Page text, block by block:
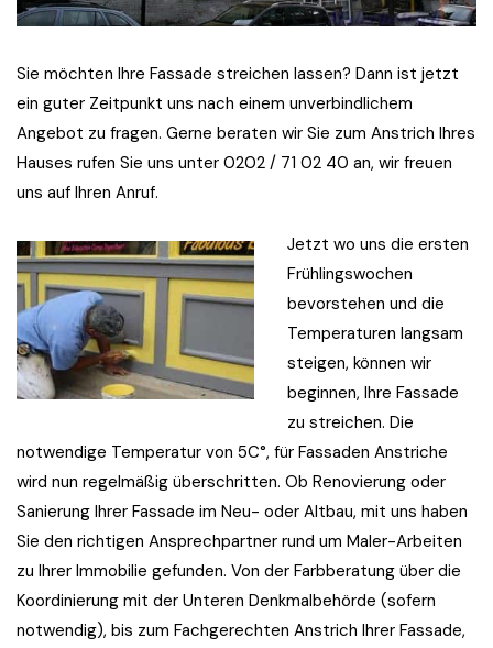
Sie möchten Ihre Fassade streichen lassen? Dann ist jetzt
ein guter Zeitpunkt uns nach einem unverbindlichem
Angebot zu fragen. Gerne beraten wir Sie zum Anstrich Ihres
Hauses rufen Sie uns unter 0202 / 71 02 40 an, wir freuen
uns auf Ihren Anruf.
Jetzt wo uns die ersten
Frühlingswochen
bevorstehen und die
Temperaturen langsam
steigen, können wir
beginnen, Ihre Fassade
zu streichen. Die
notwendige Temperatur von 5C°, für Fassaden Anstriche
wird nun regelmäßig überschritten. Ob Renovierung oder
Sanierung Ihrer Fassade im Neu- oder Altbau, mit uns haben
Sie den richtigen Ansprechpartner rund um Maler-Arbeiten
zu Ihrer Immobilie gefunden. Von der Farbberatung über die
Koordinierung mit der Unteren Denkmalbehörde (sofern
notwendig), bis zum Fachgerechten Anstrich Ihrer Fassade,